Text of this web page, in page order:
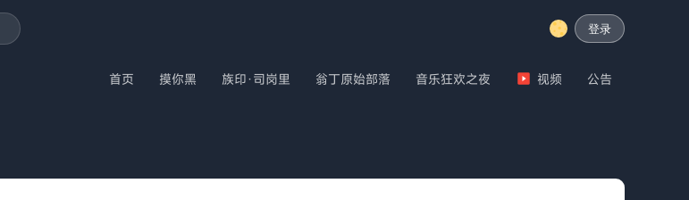
登录
首页 摸你黑 族印·司岗里 翁丁原始部落 音乐狂欢之夜 视频 公告